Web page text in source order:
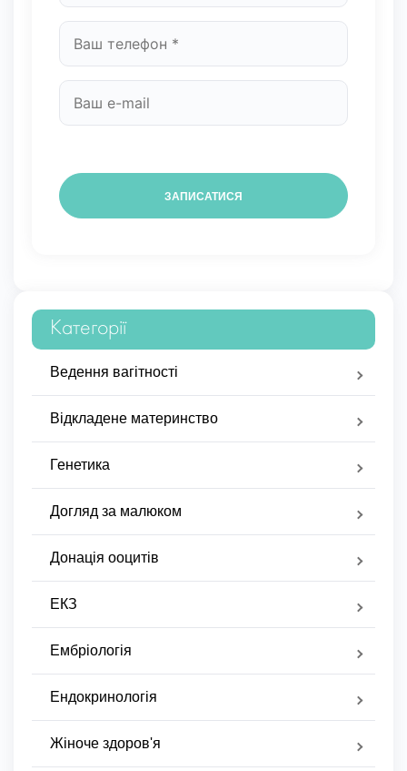
Категорії
Ведення вагітності
Відкладене материнство
Генетика
Догляд за малюком
Донація ооцитів
ЕКЗ
Ембріологія
Ендокринологія
Жіноче здоров'я